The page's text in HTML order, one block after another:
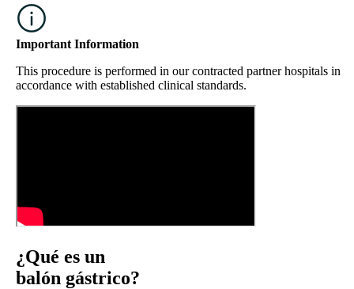
Important Information
This procedure is performed in our contracted partner hospitals in
accordance with established clinical standards.
¿Qué es un
balón gástrico?